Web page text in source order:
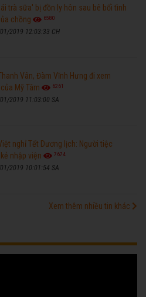
trà sữa' bị đồn ly hôn sau bê bối tình
chồng
6580
2019 12:03:33 CH
Vân, Đàm Vĩnh Hưng đi xem
Mỹ Tâm
6261
2019 11:03:00 SA
nghỉ Tết Dương lịch: Người tiệc
nhập viện
7674
2019 10:01:54 SA
Xem thêm nhiều tin khác